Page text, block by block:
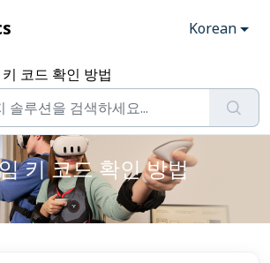
Korean
코드 확인 방법
키 코드 확인 방법